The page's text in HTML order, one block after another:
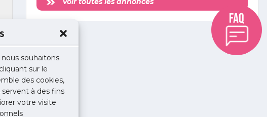
souhaitons
sur le
des cookies,
à des fins
votre visite